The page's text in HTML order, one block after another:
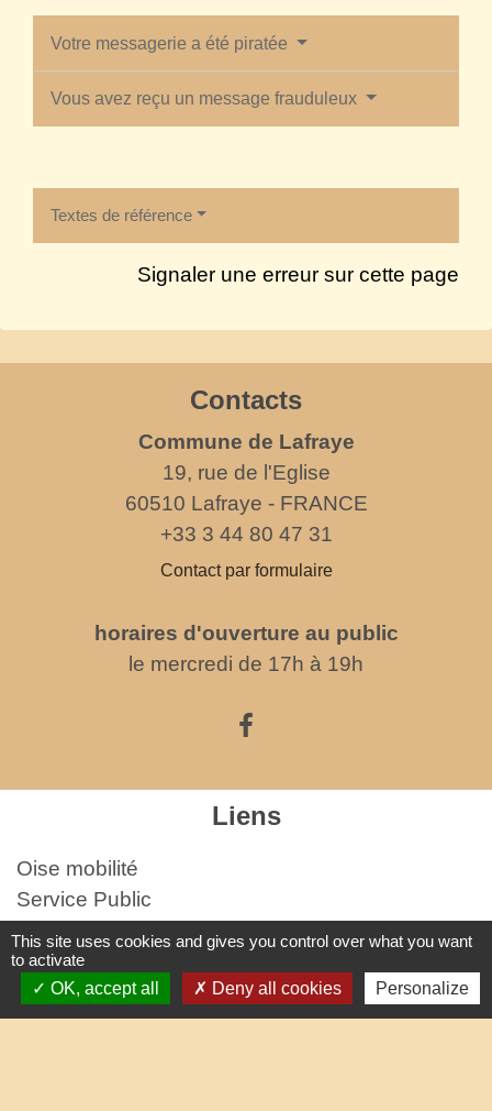
Votre messagerie a été piratée
Vous avez reçu un message frauduleux
Textes de référence
Signaler une erreur sur cette page
Contacts
Commune de Lafraye
19, rue de l'Eglise
60510 Lafraye - FRANCE
+33 3 44 80 47 31
Contact par formulaire
horaires d'ouverture au public
le mercredi de 17h à 19h
Liens
Oise mobilité
Service Public
Agence nationale des titres sécurisés
Partenaires institutionnels
This site uses cookies and gives you control over what you want
to activate
OK, accept all
Deny all cookies Personalize